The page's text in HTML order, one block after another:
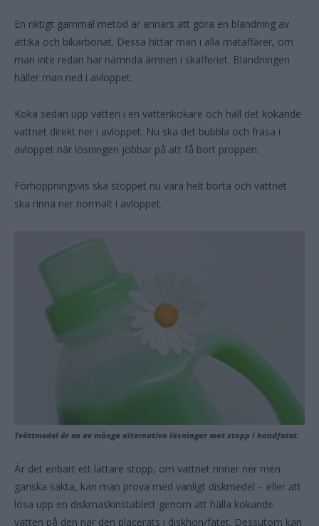
En riktigt gammal metod är annars att göra en blandning av
ättika och bikarbonat. Dessa hittar man i alla mataffärer, om
man inte redan har nämnda ämnen i skafferiet. Blandningen
häller man ned i avloppet.
Koka sedan upp vatten i en vattenkokare och häll det kokande
vattnet direkt ner i avloppet. Nu ska det bubbla och fräsa i
avloppet när lösningen jobbar på att få bort proppen.
Förhoppningsvis ska stoppet nu vara helt borta och vattnet
ska rinna ner normalt i avloppet.
Tvättmedel är en av många alternativa lösningar mot stopp i handfatet.
Är det enbart ett lättare stopp, om vattnet rinner ner men
ganska sakta, kan man prova med vanligt diskmedel – eller att
lösa upp en diskmaskinstablett genom att hälla kokande
vatten på den när den placerats i diskhon/fatet. Dessutom kan